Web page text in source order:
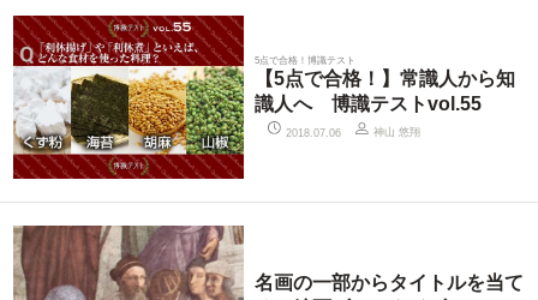
5点で合格！博識テスト
【5点で合格！】常識人から知
識人へ 博識テストvol.55
2018.07.06 神山 悠翔
名画の一部からタイトルを当て